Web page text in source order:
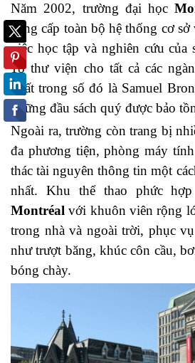
Năm 2002, trường đại học
nâng cấp toàn bộ hệ thống cơ
việc học tập và nghiên cứu của
18 thư viện cho tất cả các
nhất trong số đó là Samuel
những đầu sách quý được bảo
Ngoài ra, trường còn trang bị
đa phương tiện, phòng máy
thác tài nguyên thông tin một
nhất. Khu thể thao phức
Montréalvới khuôn viên rộng
trong nhà và ngoài trời, phục
như trượt băng, khúc côn cầu,
bóng chày.